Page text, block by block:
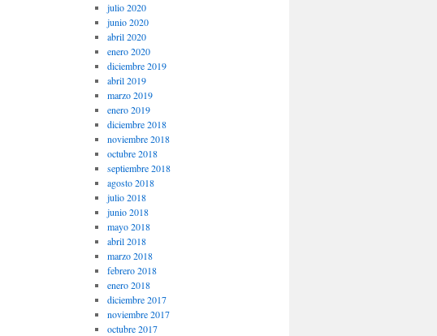
julio 2020
junio 2020
abril 2020
enero 2020
diciembre 2019
abril 2019
marzo 2019
enero 2019
diciembre 2018
noviembre 2018
octubre 2018
septiembre 2018
agosto 2018
julio 2018
junio 2018
mayo 2018
abril 2018
marzo 2018
febrero 2018
enero 2018
diciembre 2017
noviembre 2017
octubre 2017